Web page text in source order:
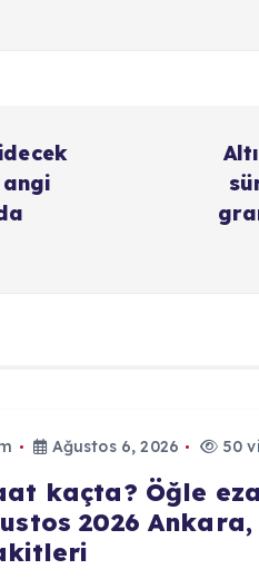
Ağustos 6, 2026 50
kaçta? Öğle
2026